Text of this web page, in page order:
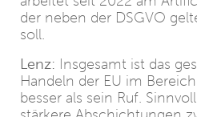
der neben der DSGVO
soll.
Lenz: Insgesamt ist das
Handeln der EU im
besser als sein Ruf.